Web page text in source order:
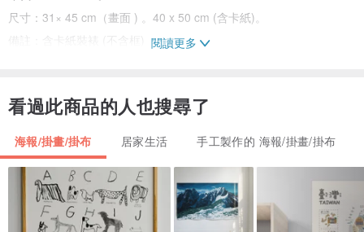
尺寸：31× 45 cm（畫面 ) 。40 x 50 cm (含卡紙)。
備註：含卡紙裝裱 (不含框)
作品介紹：
為巴塔維亞，在此成立了荷蘭東印度公司。1799年，東印度公司解
散，由荷蘭政府接管，展開荷屬東印度的世紀，直到二戰後，印尼在
日軍的幫助下，與荷蘭作戰，1949年，印尼終於獨立。
閱讀更多
看過此商品的人也搜尋了
海報/掛畫/掛布 居家生活 手工製作的 海報/掛畫/掛布